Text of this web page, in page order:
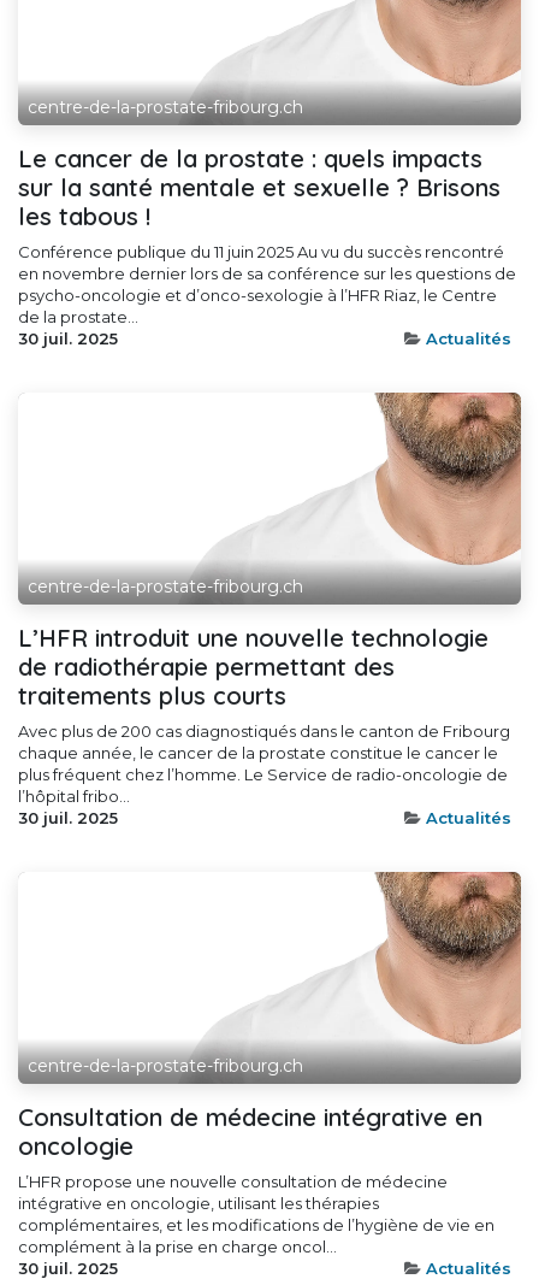
centre-de-la-prostate-fribourg.ch
Le cancer de la prostate : quels impacts
sur la santé mentale et sexuelle ? Brisons
les tabous !
Conférence publique du 11 juin 2025 Au vu du succès rencontré
en novembre dernier lors de sa conférence sur les questions de
psycho-oncologie et d’onco-sexologie à l’HFR Riaz, le Centre
de la prostate...
30 juil. 2025
Actualités
centre-de-la-prostate-fribourg.ch
L’HFR introduit une nouvelle technologie
de radiothérapie permettant des
traitements plus courts
Avec plus de 200 cas diagnostiqués dans le canton de Fribourg
chaque année, le cancer de la prostate constitue le cancer le
plus fréquent chez l’homme. Le Service de radio-oncologie de
l’hôpital fribo...
30 juil. 2025
Actualités
centre-de-la-prostate-fribourg.ch
Consultation de médecine intégrative en
oncologie
L’HFR propose une nouvelle consultation de médecine
intégrative en oncologie, utilisant les thérapies
complémentaires, et les modifications de l’hygiène de vie en
complément à la prise en charge oncol...
30 juil. 2025
Actualités